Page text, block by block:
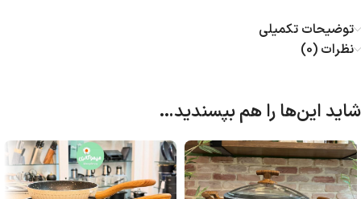
توضیحات تکمیلی
نظرات (0)
شاید این‌ها را هم بپسندید…